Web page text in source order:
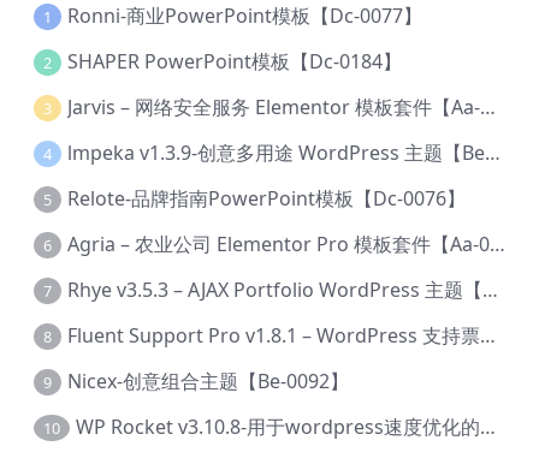
1 Ronni-商业PowerPoint模板【Dc-0077】
2 SHAPER PowerPoint模板【Dc-0184】
3 Jarvis – 网络安全服务 Elementor 模板套件【Aa-0035】
4 lmpeka v1.3.9-创意多用途 WordPress 主题【Be-0064】
5 Relote-品牌指南PowerPoint模板【Dc-0076】
6 Agria – 农业公司 Elementor Pro 模板套件【Aa-0003】
7 Rhye v3.5.3 – AJAX Portfolio WordPress 主题【Bi-0049】
8 Fluent Support Pro v1.8.1 – WordPress 支持票务系统【Cc-0041】
9 Nicex-创意组合主题【Be-0092】
10 WP Rocket v3.10.8-用于wordpress速度优化的缓存加速插件【Cd-0019】